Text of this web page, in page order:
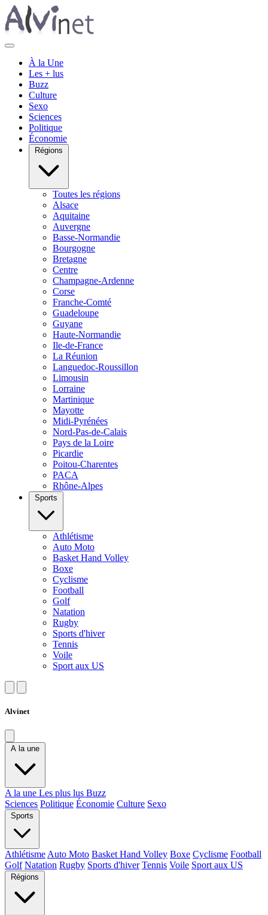
À la Une
Les + lus
Buzz
Culture
Sexo
Sciences
Politique
Économie
Régions
Toutes les régions
Alsace
Aquitaine
Auvergne
Basse-Normandie
Bourgogne
Bretagne
Centre
Champagne-Ardenne
Corse
Franche-Comté
Guadeloupe
Guyane
Haute-Normandie
Ile-de-France
La Réunion
Languedoc-Roussillon
Limousin
Lorraine
Martinique
Mayotte
Midi-Pyrénées
Nord-Pas-de-Calais
Pays de la Loire
Picardie
Poitou-Charentes
PACA
Rhône-Alpes
Sports
Athlétisme
Auto Moto
Basket Hand Volley
Boxe
Cyclisme
Football
Golf
Natation
Rugby
Sports d'hiver
Tennis
Voile
Sport aux US
Alvinet
A la une
A la une Les plus lus Buzz
Sciences Politique Économie Culture Sexo
Sports
Athlétisme Auto Moto Basket Hand Volley Boxe Cyclisme Football
Golf Natation Rugby Sports d'hiver Tennis Voile Sport aux US
Régions